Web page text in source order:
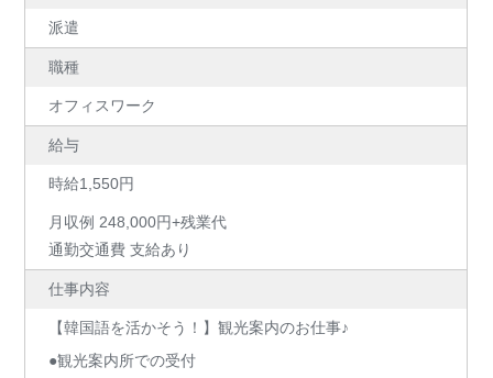
派遣
職種
オフィスワーク
給与
時給1,550円
月収例 248,000円+残業代
通勤交通費 支給あり
仕事内容
【韓国語を活かそう！】観光案内のお仕事♪
●観光案内所での受付